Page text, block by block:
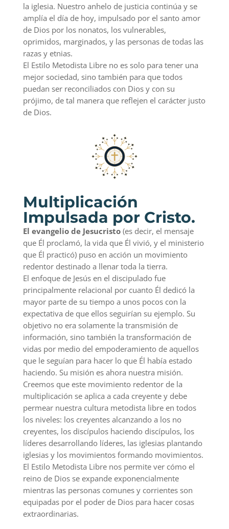
la iglesia. Nuestro anhelo de justicia continúa y se
amplía el día de hoy, impulsado por el santo amor
de Dios por los nonatos, los vulnerables,
oprimidos, marginados, y las personas de todas las
razas y etnias.
El Estilo Metodista Libre no es solo para tener una
mejor sociedad, sino también para que todos
puedan ser reconciliados con Dios y con su
prójimo, de tal manera que reflejen el carácter justo
de Dios.
Multiplicación
Impulsada por Cristo.
El evangelio de Jesucristo(es decir, el mensaje
que Él proclamó, la vida que Él vivió, y el ministerio
que Él practicó) puso en acción un movimiento
redentor destinado a llenar toda la tierra.
El enfoque de Jesús en el discipulado fue
principalmente relacional por cuanto Él dedicó la
mayor parte de su tiempo a unos pocos con la
expectativa de que ellos seguirían su ejemplo. Su
objetivo no era solamente la transmisión de
información, sino también la transformación de
vidas por medio del empoderamiento de aquellos
que le seguían para hacer lo que Él había estado
haciendo. Su misión es ahora nuestra misión.
Creemos que este movimiento redentor de la
multiplicación se aplica a cada creyente y debe
permear nuestra cultura metodista libre en todos
los niveles: los creyentes alcanzando a los no
creyentes, los discípulos haciendo discípulos, los
líderes desarrollando líderes, las iglesias plantando
iglesias y los movimientos formando movimientos.
El Estilo Metodista Libre nos permite ver cómo el
reino de Dios se expande exponencialmente
mientras las personas comunes y corrientes son
equipadas por el poder de Dios para hacer cosas
extraordinarias.